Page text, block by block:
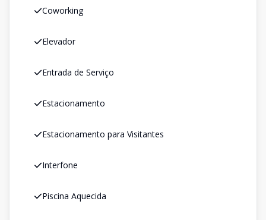
Coworking
Elevador
Entrada de Serviço
Estacionamento
Estacionamento para Visitantes
Interfone
Piscina Aquecida